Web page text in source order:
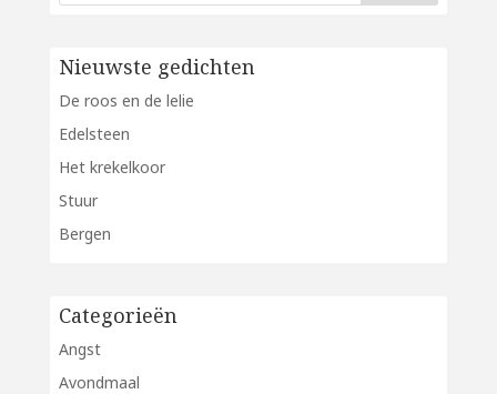
Nieuwste gedichten
De roos en de lelie
Edelsteen
Het krekelkoor
Stuur
Bergen
Categorieën
Angst
Avondmaal